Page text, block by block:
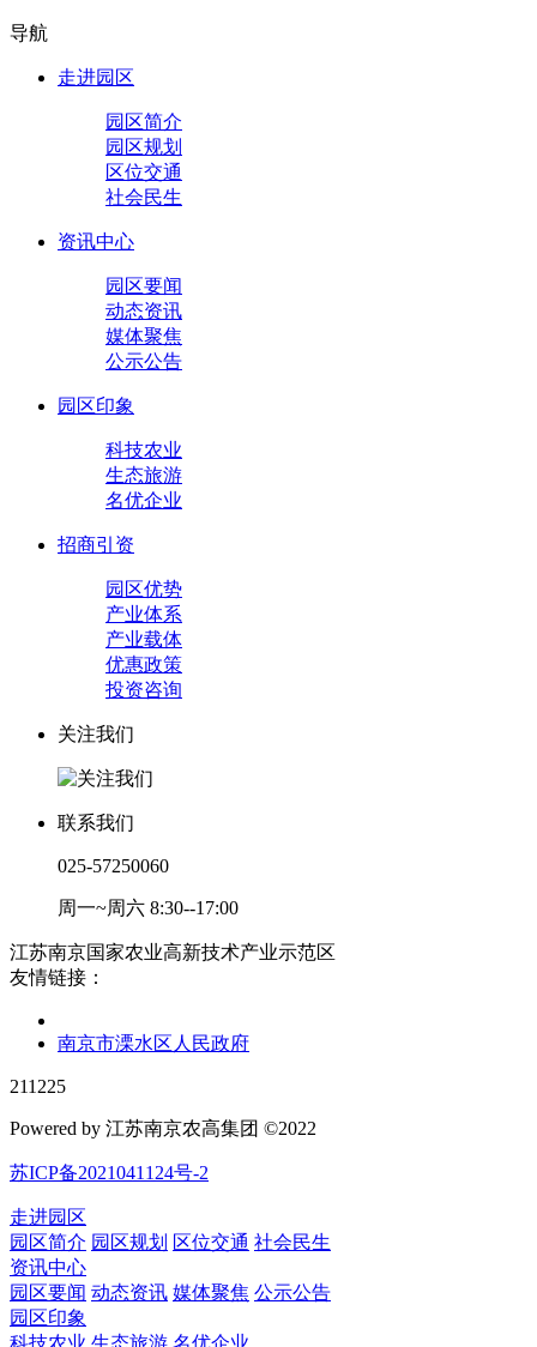
导航
走进园区
园区简介
园区规划
区位交通
社会民生
资讯中心
园区要闻
动态资讯
媒体聚焦
公示公告
园区印象
科技农业
生态旅游
名优企业
招商引资
园区优势
产业体系
产业载体
优惠政策
投资咨询
关注我们
联系我们
025-57250060
周一~周六 8:30--17:00
江苏南京国家农业高新技术产业示范区
友情链接：
南京市溧水区人民政府
211225
Powered by 江苏南京农高集团 ©2022
苏ICP备2021041124号-2
走进园区
园区简介 园区规划 区位交通 社会民生
资讯中心
园区要闻 动态资讯 媒体聚焦 公示公告
园区印象
科技农业 生态旅游 名优企业